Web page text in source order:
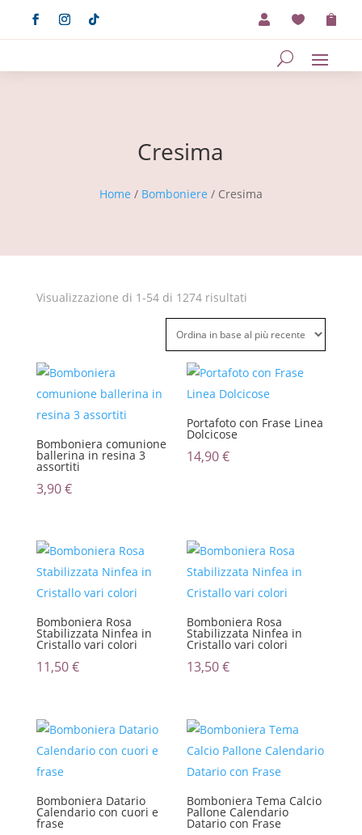
  
Cresima
Home / Bomboniere / Cresima
Visualizzazione di 1-54 di 1274 risultatiOrdina
in
base
al
più
recente
Bomboniera comunione
ballerina in resina 3
assortiti
3,90€
Portafoto con Frase Linea
Dolcicose
14,90€
Bomboniera Rosa
Stabilizzata Ninfea in
Cristallo vari colori
11,50€
Bomboniera Rosa
Stabilizzata Ninfea in
Cristallo vari colori
13,50€
Bomboniera Datario
Calendario con cuori e
frase
Bomboniera Tema Calcio
Pallone Calendario
Datario con Frase